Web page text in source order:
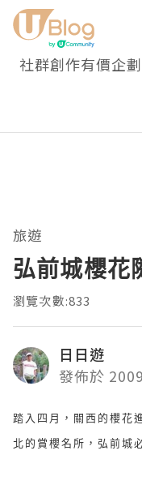
社群創作有價企劃
旅遊
弘前城櫻花
瀏覽次數:833
日日遊
發佈於
踏入四月，關西的櫻花
北的賞櫻名所，弘前城